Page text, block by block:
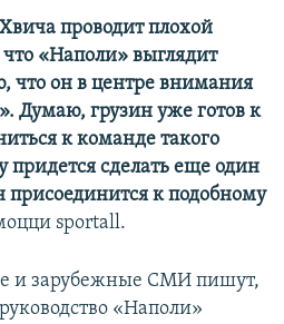
проводит плохой
«Наполи» выглядит
что он в центре внимания
Думаю, грузин уже готов к
к команде такого
сделать еще один
присоединится к подобному
sportall.
и зарубежные СМИ пишут,
«Наполи»